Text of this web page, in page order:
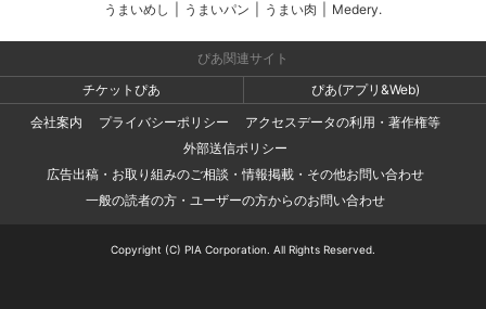
うまいめし
うまいパン うまい肉 Medery.
ぴあ関連サイト
チケットぴあ
ぴあ(アプリ&Web)
会社案内
プライバシーポリシー
アクセスデータの利用・著作権等
外部送信ポリシー
広告出稿・お取り組みのご相談・情報掲載・その他お問い合わせ
一般の読者の方・ユーザーの方からのお問い合わせ
Copyright (C) PIA Corporation. All Rights Reserved.